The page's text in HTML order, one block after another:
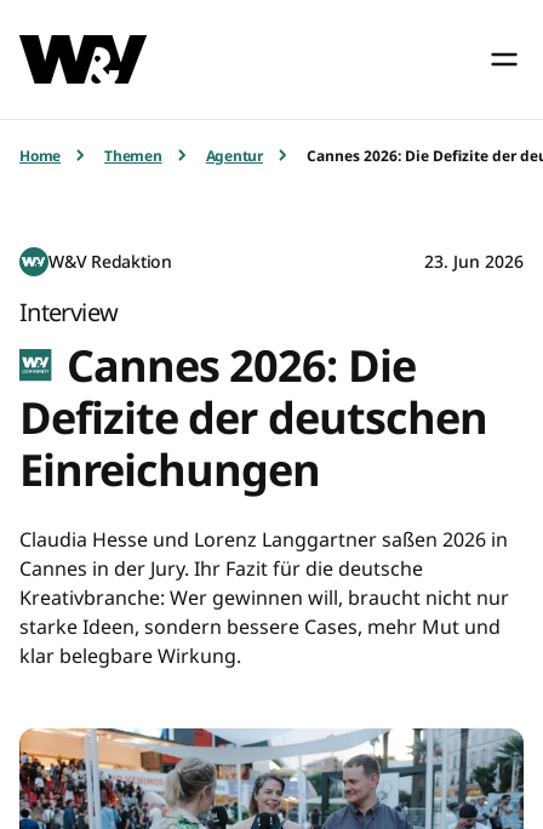
Home Themen Agentur Cannes 2026: Die Defizite der
W&V Redaktion 23. Jun 2026
Interview
Cannes 2026: Die
Defizite der deutschen
Einreichungen
Claudia Hesse und Lorenz Langgartner saßen 2026 in
Cannes in der Jury. Ihr Fazit für die deutsche
Kreativbranche: Wer gewinnen will, braucht nicht nur
starke Ideen, sondern bessere Cases, mehr Mut und
klar belegbare Wirkung.